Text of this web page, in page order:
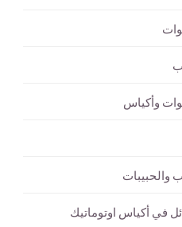
وأكياس
والحبيبات
في أكياس اوتوماتيك